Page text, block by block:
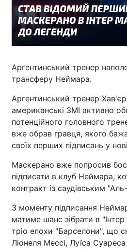
Аргентинський тренер
трансферу Неймара.
Аргентинський тренер
американські ЗМІ активно
потенційного головного
вже обрав гравця, якого
своїх перших підписань у
Маскерано вже попросив
підписати в клуб Неймара,
контракт із саудівським
З моменту підписання
матиме шанс зібрати в
тріо епохи "Барселони", що
Ліонеля Мессі, Луїса